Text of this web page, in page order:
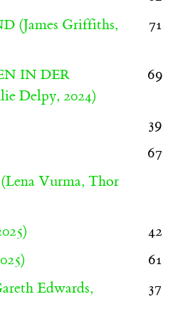
(James Griffiths,
71
IN DER
Delpy, 2024)
69
39
67
(Lena Vurma, Thor
42
61
Edwards,
37